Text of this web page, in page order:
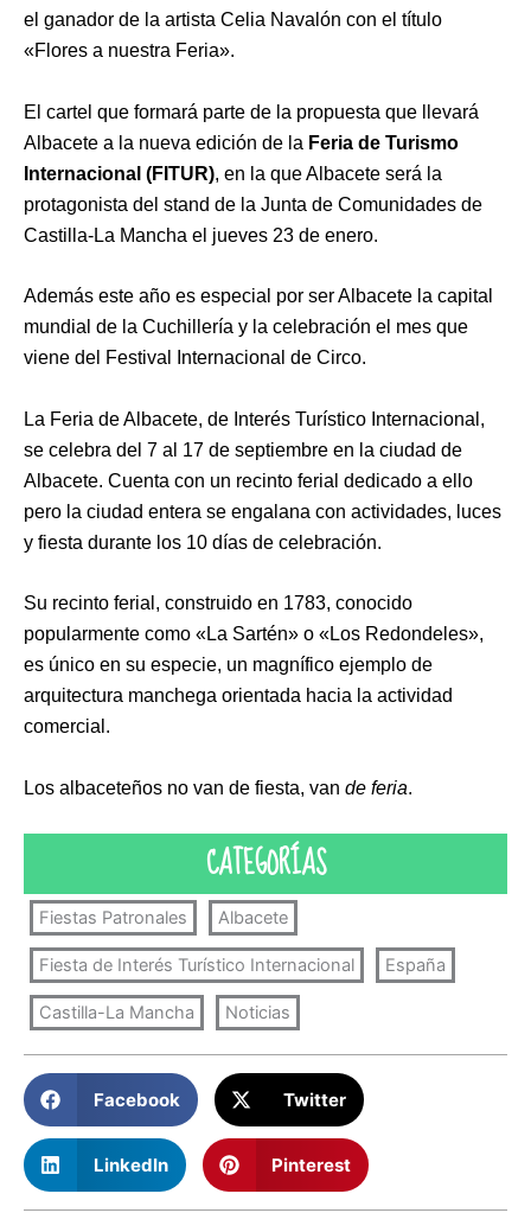
el ganador de la artista Celia Navalón con el título
«Flores a nuestra Feria».
El cartel que formará parte de la propuesta que llevará
Albacete a la nueva edición de la Feria de Turismo
Internacional (FITUR), en la que Albacete será la
protagonista del stand de la Junta de Comunidades de
Castilla-La Mancha el jueves 23 de enero.
Además este año es especial por ser Albacete la capital
mundial de la Cuchillería y la celebración el mes que
viene del Festival Internacional de Circo.
La Feria de Albacete, de Interés Turístico Internacional,
se celebra del 7 al 17 de septiembre en la ciudad de
Albacete. Cuenta con un recinto ferial dedicado a ello
pero la ciudad entera se engalana con actividades, luces
y fiesta durante los 10 días de celebración.
Su recinto ferial, construido en 1783, conocido
popularmente como «La Sartén» o «Los Redondeles»,
es único en su especie, un magnífico ejemplo de
arquitectura manchega orientada hacia la actividad
comercial.
Los albaceteños no van de fiesta, van de feria.
CATEGORÍAS
Fiestas Patronales Albacete
Fiesta de Interés Turístico Internacional España
Castilla-La Mancha Noticias
Facebook Twitter
LinkedIn Pinterest